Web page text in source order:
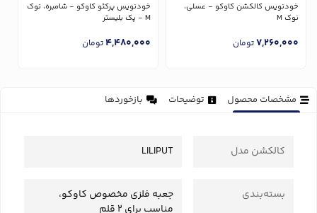
خودنویس کالکشن کاوکو - عسلی،
نوک M
7,260,000تومان
خودنویس پرکئو کاوکو - شامبره، نوک
M - پک بلیستر
4,480,000تومان
مشخصات محصول توضیحات بازخوردها
کالکشن مدل LILIPUT
بسته‌بندی
جعبه فلزی مخصوص کاوکو،
مناسب برای 2 قلم